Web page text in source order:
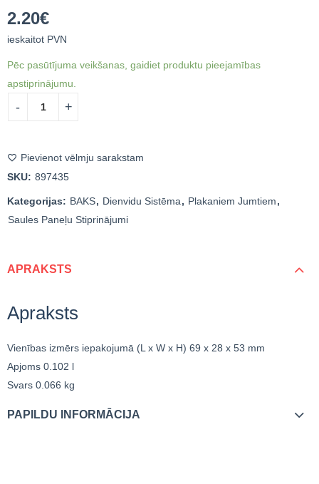
2.20€
ieskaitot PVN
Pēc pasūtījuma veikšanas, gaidiet produktu pieejamības
apstiprinājumu.
Pievienot vēlmju sarakstam
SKU: 897435
Kategorijas: BAKS, Dienvidu Sistēma, Plakaniem Jumtiem,
Saules Paneļu Stiprinājumi
APRAKSTS
Apraksts
Vienības izmērs iepakojumā (L x W x H) 69 x 28 x 53 mm
Apjoms 0.102 l
Svars 0.066 kg
PAPILDU INFORMĀCIJA